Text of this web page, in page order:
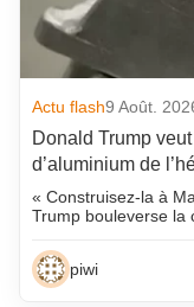
Actu flash9 Août.
Donald Trump
d’aluminium de
« Construisez-la à
Trump bouleverse
piwi